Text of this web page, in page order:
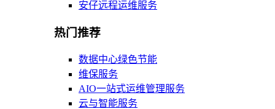
安仔远程运维服务
热门推荐
数据中心绿色节能
维保服务
AIO一站式运维管理服务
云与智能服务